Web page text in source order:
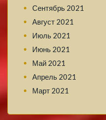
Сентябрь 2021
Август 2021
Июль 2021
Июнь 2021
Май 2021
Апрель 2021
Март 2021